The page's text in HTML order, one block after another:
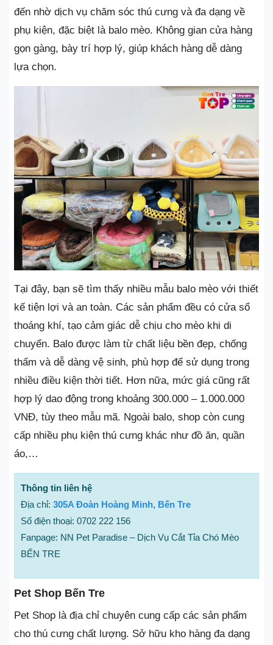
đến nhờ dịch vụ chăm sóc thú cưng và đa dạng về
phụ kiện, đặc biệt là balo mèo. Không gian cửa hàng
gọn gàng, bày trí hợp lý, giúp khách hàng dễ dàng
lựa chọn.
Tại đây, bạn sẽ tìm thấy nhiều mẫu balo mèo với thiết
kế tiện lợi và an toàn. Các sản phẩm đều có cửa sổ
thoáng khí, tạo cảm giác dễ chịu cho mèo khi di
chuyển. Balo được làm từ chất liệu bền đẹp, chống
thấm và dễ dàng vệ sinh, phù hợp để sử dụng trong
nhiều điều kiện thời tiết. Hơn nữa, mức giá cũng rất
hợp lý dao động trong khoảng 300.000 – 1.000.000
VNĐ, tùy theo mẫu mã. Ngoài balo, shop còn cung
cấp nhiều phụ kiện thú cưng khác như đồ ăn, quần
áo,…
Thông tin liên hệ
Địa chỉ: 305A Đoàn Hoàng Minh, Bến Tre
Số điện thoại: 0702 222 156
Fanpage: NN Pet Paradise – Dịch Vụ Cắt Tỉa Chó Mèo
BẾN TRE
Pet Shop Bến Tre
Pet Shop là địa chỉ chuyên cung cấp các sản phẩm
cho thú cưng chất lượng. Sở hữu kho hàng đa dạng